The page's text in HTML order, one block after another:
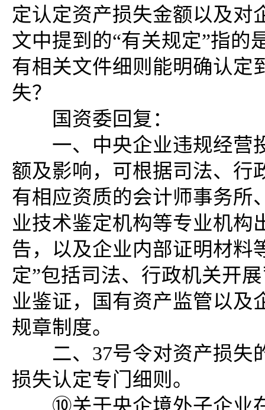
定认定资产损失金额以及对
文中提到的“有关规定”指的
有相关文件细则能明确认定
失？
国资委回复：
一、中央企业违规经营
额及影响，可根据司法、行
有相应资质的会计师事务所
业技术鉴定机构等专业机构
告，以及企业内部证明材料
定”包括司法、行政机关开
业鉴证，国有资产监管以及
规章制度。
二、37号令对资产损失
损失认定专门细则。
⑩关于央企境外子企业在